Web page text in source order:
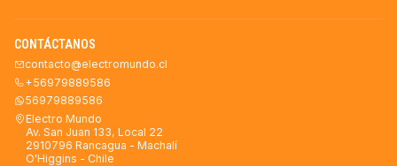
CONTÁCTANOS
contacto@electromundo.cl
+56979889586
56979889586
Electro Mundo
Av. San Juan 133, Local 22
2910796 Rancagua - Machalí
O'Higgins - Chile